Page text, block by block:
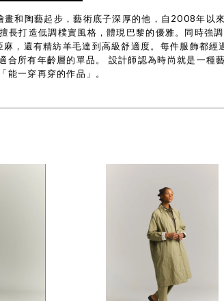
和陶藝起步，藝術底子深厚的他，自2008年以
長打造低調樸實風格，體現巴黎的優雅。同時強
，還有精紡羊毛達到高級舒適度。每件服飾都經
合所有年齡層的單品。 設計師認為時尚就是一種
能一穿再穿的作品」。